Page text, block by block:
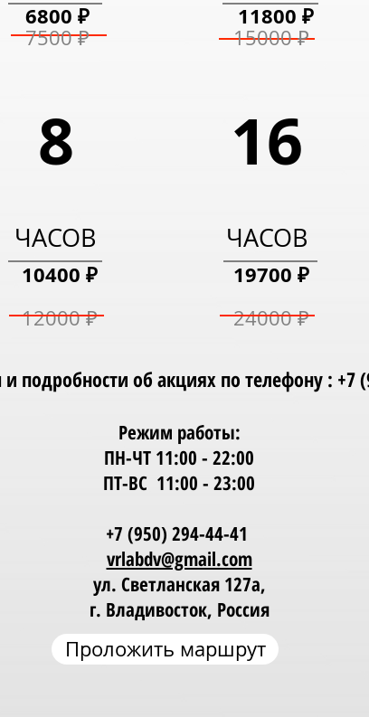
5000 ₽ 8000 ₽
6800 ₽
7500 ₽
8
ЧАСОВ
10400 ₽
12000 ₽
11800 ₽
15000 ₽
16
ЧАСОВ
19700 ₽
24000 ₽
подробности об акциях по телефону : +7
Режим работы:
ПН-ЧТ 11:00 - 22:00
ПТ-ВС 11:00 - 23:00
+7 (950) 294-44-41
vrlabdv@gmail.com
ул. Светланская 127а,
г. Владивосток, Россия
Проложить маршрут